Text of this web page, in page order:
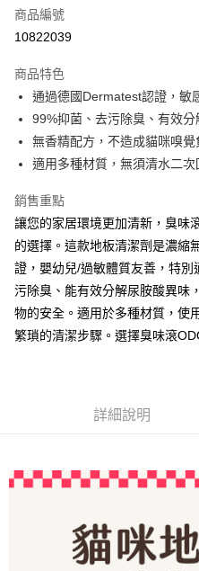
信用卡分期付款
合作金庫商業銀行
華南商業銀行
上海商業儲蓄銀行
國泰世華商業銀行
臺灣中小企業銀行
聯邦商業銀行
元大商業銀行
台新國際商業銀行
台灣樂天信用卡公司
超商取貨付款
LINE Pay
Apple Pay
悠遊付
Google Pay
大哥付你分期
相關說明
【大哥付你分期使用說明】
3.實際核准額度、可分期數及費用金
【繳款方式說明】
1.分期款項不併入電信帳單，「大哥
2.透過簡訊連結打開帳單後，可選
帳／街口支付／iPASS MONEY」等
AFTEE先享後付
１．於結帳方式選擇「AFTEE先享
結帳頁面，進行簡訊認證並確認金額
２．訂單成立數日內，您將收到繳費
３．收到繳費通知簡訊後14天內，
全家取貨付款(限重5公斤，兩包
付款後全家取貨
每筆NT$80，滿NT$1,200(含以
商品編號
10822039
商品特色
通過德國Dermatest認證，敏
99%抑菌、去污除臭、有效分
無香精配方，不造成貓咪嗅覺
適用多種材質，無須清水二次
銷售重點
讓您的家居環境更加清新，臭味
的選擇。這款地板清潔劑是濃縮
證，嬰幼兒/過敏體質友善，特
污除臭、能有效分解尿胺酸異味
物的安全。適用於多種材質，使
繁瑣的清潔步驟。選擇臭味滾
詳細說明